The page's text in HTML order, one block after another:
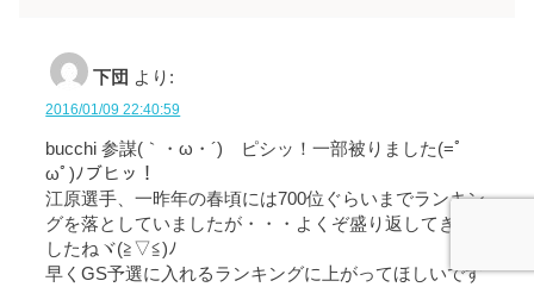
下団 より:
2016/01/09 22:40:59
bucchi 参謀(｀・ω・´)ゞピシッ！一部被りました(=ﾟ
ωﾟ)ﾉブヒッ！
江原選手、一昨年の春頃には700位ぐらいまでランキン
グを落としていましたが・・・よくぞ盛り返してきま
したねヾ(≧▽≦)ﾉ
早くGS予選に入れるランキングに上がってほしいです